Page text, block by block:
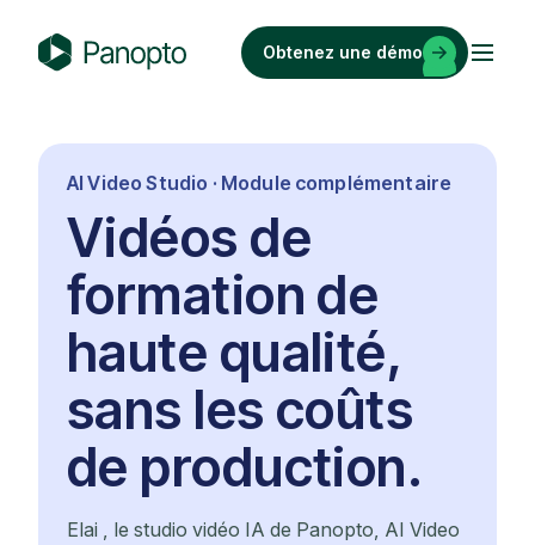
n
Obtenez une démo
AI Video Studio · Module complémentaire
Vidéos de
formation de
haute qualité,
sans les coûts
de production.
Elai , le studio vidéo IA de Panopto, AI Video